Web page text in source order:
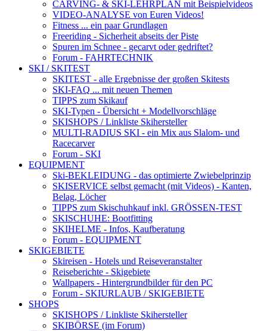
CARVING- & SKI-LEHRPLAN mit Beispielvideos
VIDEO-ANALYSE von Euren Videos!
Fitness ... ein paar Grundlagen
Freeriding - Sicherheit abseits der Piste
Spuren im Schnee - gecarvt oder gedriftet?
Forum - FAHRTECHNIK
SKI / SKITEST
SKITEST - alle Ergebnisse der großen Skitests
SKI-FAQ ... mit neuen Themen
TIPPS zum Skikauf
SKI-Typen - Übersicht + Modellvorschläge
SKISHOPS / Linkliste Skihersteller
MULTI-RADIUS SKI - ein Mix aus Slalom- und
Racecarver
Forum - SKI
EQUIPMENT
Ski-BEKLEIDUNG - das optimierte Zwiebelprinzip
SKISERVICE selbst gemacht (mit Videos) - Kanten,
Belag, Löcher
TIPPS zum Skischuhkaufinkl. GRÖSSEN-TEST
SKISCHUHE: Bootfitting
SKIHELME - Infos, Kaufberatung
Forum - EQUIPMENT
SKIGEBIETE
Skireisen - Hotels und Reiseveranstalter
Reiseberichte - Skigebiete
Wallpapers - Hintergrundbilder für den PC
Forum - SKIURLAUB / SKIGEBIETE
SHOPS
SKISHOPS / Linkliste Skihersteller
SKIBÖRSE (im Forum)